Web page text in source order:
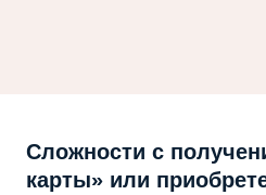
Сложности с
карты» или